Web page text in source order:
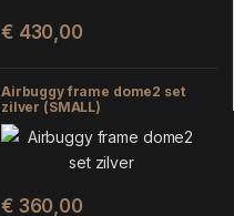
€ 430,00
Airbuggy frame dome2 set
zilver (SMALL)
€ 360,00